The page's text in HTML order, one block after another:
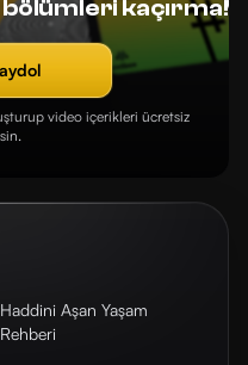
kaçırma!
video içerikleri ücretsiz
Haddini Aşan Yaşam
Rehberi